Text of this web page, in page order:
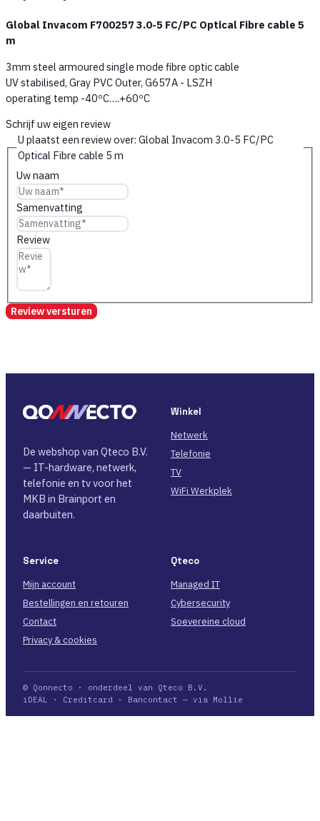
Global Invacom F700257 3.0-5 FC/PC Optical Fibre cable 5
m
3mm steel armoured single mode fibre optic cable
UV stabilised, Gray PVC Outer, G657A - LSZH
operating temp -40ºC….+60ºC
Schrijf uw eigen review
U plaatst een review over: Global Invacom 3.0-5 FC/PC
Optical Fibre cable 5 m
Uw naam
Samenvatting
Review
Review versturen
De webshop van Qteco B.V.
— IT-hardware, netwerk,
telefonie en tv voor het
MKB in Brainport en
daarbuiten.
Winkel
Netwerk
Telefonie
TV
WiFi Werkplek
Service
Mijn account
Bestellingen en retouren
Contact
Privacy & cookies
Qteco
Managed IT
Cybersecurity
Soevereine cloud
© Qonnecto · onderdeel van Qteco B.V.
iDEAL · Creditcard · Bancontact — via Mollie